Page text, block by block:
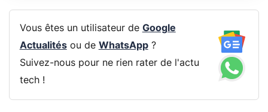
Vous êtes un utilisateur de Google
Actualitésou de WhatsApp?
Suivez-nous pour ne rien rater de l'actu
tech !